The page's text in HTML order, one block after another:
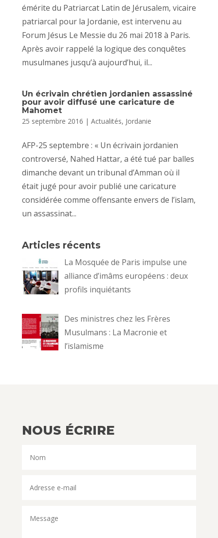
émérite du Patriarcat Latin de Jérusalem, vicaire
patriarcal pour la Jordanie, est intervenu au
Forum Jésus Le Messie du 26 mai 2018 à Paris.
Après avoir rappelé la logique des conquêtes
musulmanes jusqu’à aujourd’hui, il...
Un écrivain chrétien jordanien assassiné
pour avoir diffusé une caricature de
Mahomet
25 septembre 2016 | Actualités, Jordanie
AFP-25 septembre : « Un écrivain jordanien
controversé, Nahed Hattar, a été tué par balles
dimanche devant un tribunal d’Amman où il
était jugé pour avoir publié une caricature
considérée comme offensante envers de l’islam,
un assassinat...
Articles récents
La Mosquée de Paris impulse une
alliance d’imâms européens : deux
profils inquiétants
Des ministres chez les Frères
Musulmans : La Macronie et
l’islamisme
NOUS ÉCRIRE